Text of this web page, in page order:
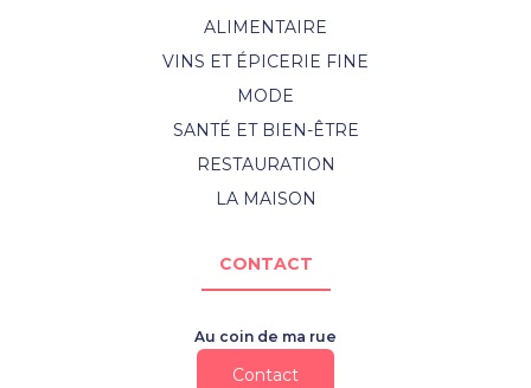
ALIMENTAIRE
VINS ET ÉPICERIE FINE
MODE
SANTÉ ET BIEN-ÊTRE
RESTAURATION
LA MAISON
CONTACT
Au coin de ma rue
Contact